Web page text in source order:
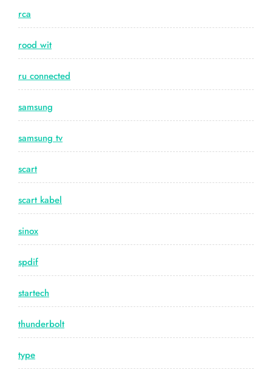
rca
rood wit
ru connected
samsung
samsung tv
scart
scart kabel
sinox
spdif
startech
thunderbolt
type